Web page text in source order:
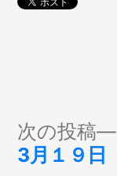
投次の投稿
3月１９